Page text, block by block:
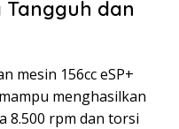
dan
mesin 156cc eSP+
menghasilkan
8.500 rpm dan torsi